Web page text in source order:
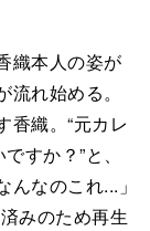
織本人の姿が
れ始める。
香織。“元カレ
すか？”と、
なのこれ...」
みのため再生